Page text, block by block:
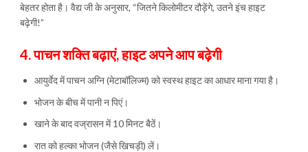
बेहतर होता है। वैद्य जी के अनुसार, “जितने किलोमीटर दौड़ेंगे, उतने इंच हाइट
बढ़ेगी!”
4. पाचन शक्ति बढ़ाएं, हाइट अपने आप बढ़ेगी
आयुर्वेद में पाचन अग्नि (मेटाबॉलिज्म) को स्वस्थ हाइट का आधार माना गया है।
भोजन के बीच में पानी न पिएं।
खाने के बाद वज्रासन में 10 मिनट बैठें।
रात को हल्का भोजन (जैसे खिचड़ी) लें।